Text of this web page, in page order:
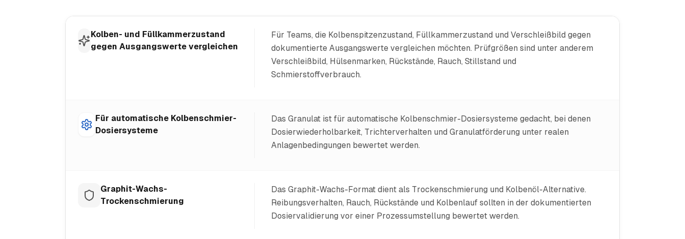
Kolben- und Füllkammerzustand
gegen Ausgangswerte vergleichen
Für Teams, die Kolbenspitzenzustand, Füllkammerzustand und Verschleißbild gegen
dokumentierte Ausgangswerte vergleichen möchten. Prüfgrößen sind unter anderem
Verschleißbild, Hülsenmarken, Rückstände, Rauch, Stillstand und
Schmierstoffverbrauch.
Für automatische Kolbenschmier-
Dosiersysteme
Das Granulat ist für automatische Kolbenschmier-Dosiersysteme gedacht, bei denen
Dosierwiederholbarkeit, Trichterverhalten und Granulatförderung unter realen
Anlagenbedingungen bewertet werden.
Graphit-Wachs-
Trockenschmierung
Das Graphit-Wachs-Format dient als Trockenschmierung und Kolbenöl-Alternative.
Reibungsverhalten, Rauch, Rückstände und Kolbenlauf sollten in der dokumentierten
Dosiervalidierung vor einer Prozessumstellung bewertet werden.